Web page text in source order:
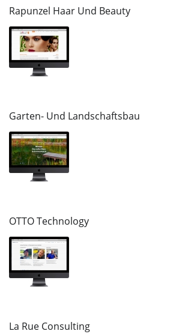
Rapunzel Haar Und Beauty
Garten- Und Landschaftsbau
OTTO Technology
La Rue Consulting